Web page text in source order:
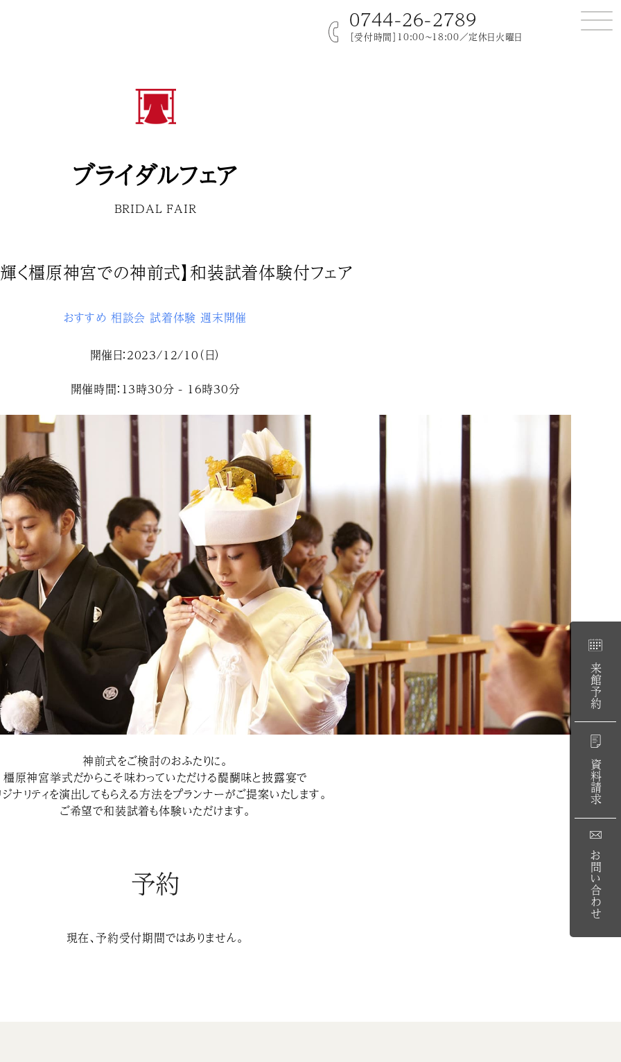
0744-26-2789
［受付時間］10:00～18:00／定休日火曜日
来館予約
資料請求
お問い合わせ
ブライダルフェア
BRIDAL FAIR
く橿原神宮での神前式】和装試着体験付フェア
おすすめ 相談会 試着体験 週末開催
開催日：2023/12/10（日）
開催時間：13時30分 - 16時30分
神前式をご検討のおふたりに。
橿原神宮挙式だからこそ味わっていただける醍醐味と披露宴で
ジナリティを演出してもらえる方法をプランナーがご提案いたします。
ご希望で和装試着も体験いただけます。
予約
現在、予約受付期間ではありません。